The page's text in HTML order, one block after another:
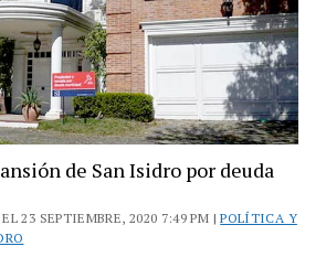
de San Isidro por deuda
23 SEPTIEMBRE, 2020 7:49 PM |POLÍTICA Y